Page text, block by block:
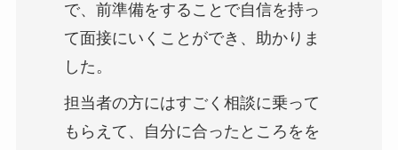
で、前準備をすることで自信を持っ
て面接にいくことができ、助かりま
した。
担当者の方にはすごく相談に乗って
もらえて、自分に合ったところをを